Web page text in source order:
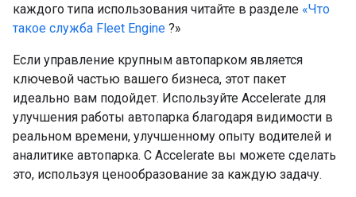
каждого типа использования читайте в разделе «Что
такое служба Fleet Engine ?»
Если управление крупным автопарком является
ключевой частью вашего бизнеса, этот пакет
идеально вам подойдет. Используйте Accelerate для
улучшения работы автопарка благодаря видимости в
реальном времени, улучшенному опыту водителей и
аналитике автопарка. С Accelerate вы можете сделать
это, используя ценообразование за каждую задачу.